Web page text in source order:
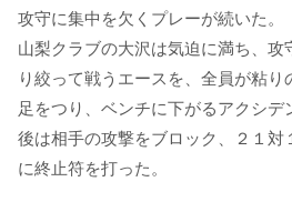
攻守に集中を欠くプレーが続いた。
山梨クラブの大沢は気迫に満ち、攻
り絞って戦うエースを、全員が粘り
足をつり、ベンチに下がるアクシデ
後は相手の攻撃をブロック、２１対
に終止符を打った。